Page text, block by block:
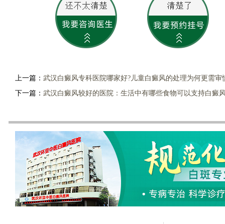
上一篇： 武汉白癜风专科医院哪家好?儿童白癜风的处理为何更需审
下一篇： 武汉白癜风较好的医院：生活中有哪些食物可以支持白癜